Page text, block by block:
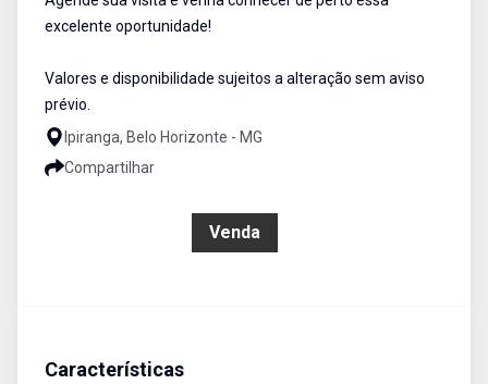
excelente oportunidade!
Valores e disponibilidade sujeitos a alteração sem aviso
prévio.
Ipiranga, Belo Horizonte - MG
Compartilhar
Venda
Características